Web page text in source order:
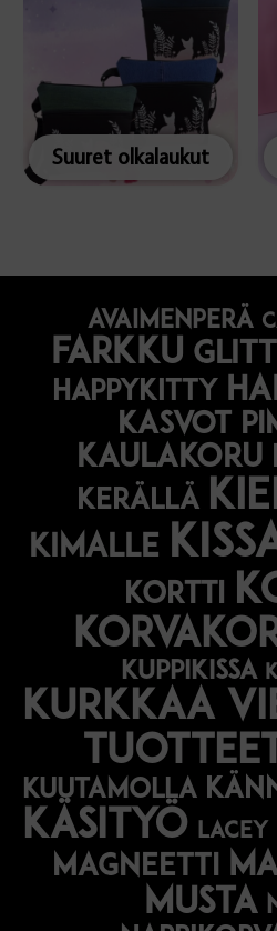
Suuret olkalaukut
avaimenperä
farkku
happykitty
Kasvot
kaulakoru
kerällä
kimalle
kortti
kuppikissa
Kurkkaa
tuotteet
kuutamolla
käsityö lacey
magneetti
musta